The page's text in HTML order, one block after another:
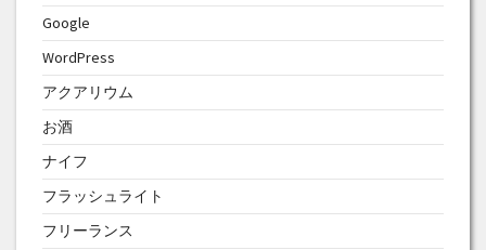
Google
WordPress
アクアリウム
お酒
ナイフ
フラッシュライト
フリーランス